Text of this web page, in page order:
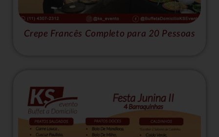
Crepe Francês Completo para 20 Pessoas